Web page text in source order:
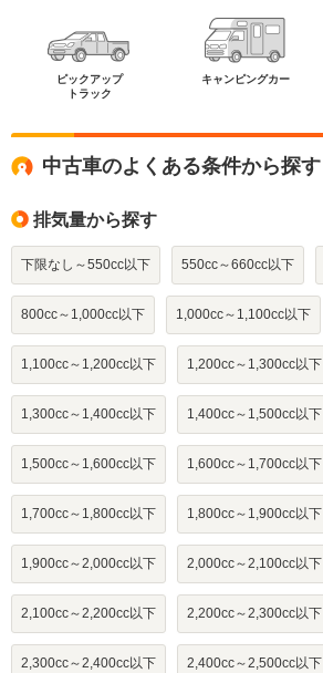
ピックアップ
トラック
キャンピングカー
中古車のよくある条件から探す
排気量から探す
下限なし～550cc以下 550cc～660cc以下
800cc～1,000cc以下 1,000cc～1,100cc以下
1,100cc～1,200cc以下 1,200cc～1,300cc以下
1,300cc～1,400cc以下 1,400cc～1,500cc以下
1,500cc～1,600cc以下 1,600cc～1,700cc以下
1,700cc～1,800cc以下 1,800cc～1,900cc以下
1,900cc～2,000cc以下 2,000cc～2,100cc以下
2,100cc～2,200cc以下 2,200cc～2,300cc以下
2,300cc～2,400cc以下 2,400cc～2,500cc以下